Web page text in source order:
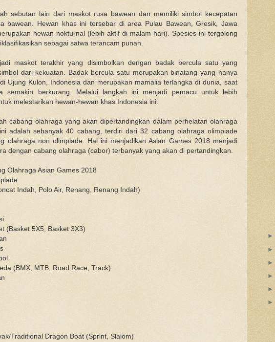
sebutan lain dari maskot rusa bawean dan memiliki simbol kecepatan
bawean. Hewan khas ini tersebar di area Pulau Bawean, Gresik, Jawa
hewan nokturnal (lebih aktif di malam hari). Spesies ini tergolong
sebagai satwa terancam punah.
maskot terakhir yang disimbolkan dengan badak bercula satu yang
dari kekuatan. Badak bercula satu merupakan binatang yang hanya
Ujung Kulon, Indonesia dan merupakan mamalia terlangka di dunia, saat
semakin berkurang. Melalui langkah ini menjadi pemacu untuk lebih
melestarikan hewan-hewan khas Indonesia ini.
cabang olahraga yang akan dipertandingkan dalam perhelatan olahraga
adalah sebanyak 40 cabang, terdiri dari 32 cabang olahraga olimpiade
olahraga non olimpiade. Hal ini menjadikan Asian Games 2018 menjadi
dengan cabang olahraga (cabor) terbanyak yang akan di pertandingkan.
Olahraga Asian Games 2018
Indah, Polo Air, Renang, Renang Indah)
(Basket 5X5, Basket 3X3)
(BMX, MTB, Road Race, Track)
Traditional Dragon Boat (Sprint, Slalom)
►
►
►
►
►
►